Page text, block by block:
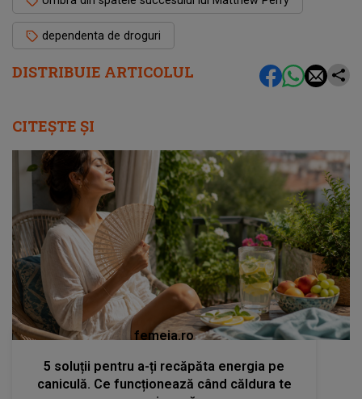
DISTRIBUIE ARTICOLUL
dependenta de droguri
CITEȘTE ȘI
femeia.ro
5 soluții pentru a-ți recăpăta energia pe
caniculă. Ce funcționează când căldura te